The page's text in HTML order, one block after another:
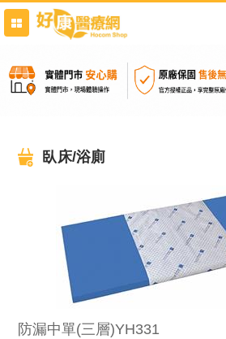
臥床/浴廁
防漏中單(三層)YH331